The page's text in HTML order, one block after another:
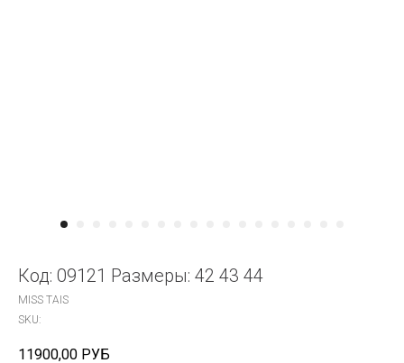
Код: 09121 Размеры: 42 43 44
MISS TAIS
SKU:
11900,00 РУБ